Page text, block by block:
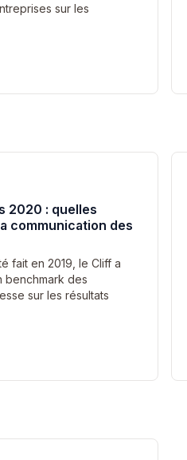
sur les
2020 : quelles
communication des
fait en 2019, le Cliff a
benchmark des
sur les résultats